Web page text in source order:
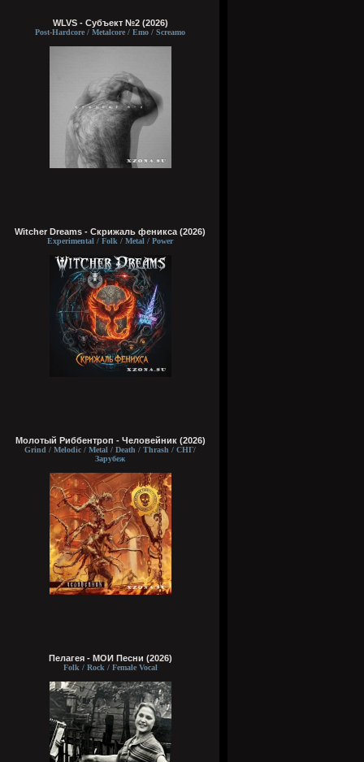
WLVS - Субъект №2 (2026)
Post-Hardcore / Metalcore / Emo / Screamo
Witcher Dreams - Скрижаль феникса (2026)
Experimental / Folk / Metal / Power
Молотый Риббентроп - Человейник (2026)
Grind / Melodic / Metal / Death / Thrash / СНГ/
Зарубеж
Пелагея - МОИ Песни (2026)
Folk / Rock / Female Vocal